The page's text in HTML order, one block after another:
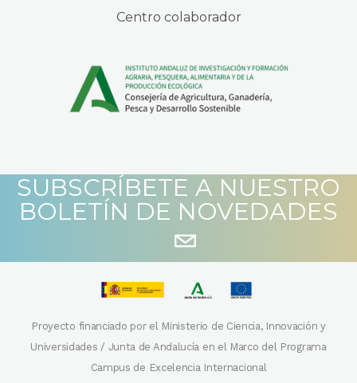
Centro colaborador
SUBSCRÍBETE A NUESTRO
BOLETÍN DE NOVEDADES
Proyecto financiado por el Ministerio de Ciencia, Innovación y
Universidades / Junta de Andalucía en el Marco del Programa
Campus de Excelencia Internacional